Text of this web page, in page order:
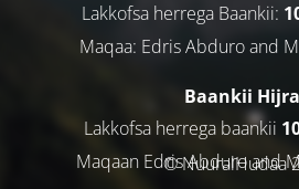
Lakkofsa herrega Baankii:
Maqaa: Edris Abduro and
Baankii
Lakkofsa herrega baankii
Maqaan Edris Abduro and
© NuuralHudaa